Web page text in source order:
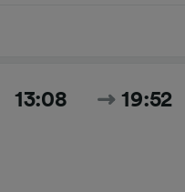
13:08 19:52